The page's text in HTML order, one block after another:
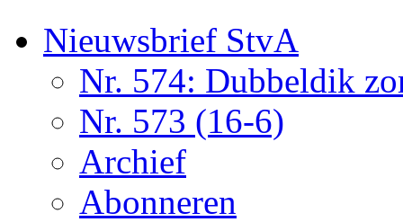
Nieuwsbrief StvA
Nr. 574: Dubbeldik
Nr. 573 (16-6)
Archief
Abonneren